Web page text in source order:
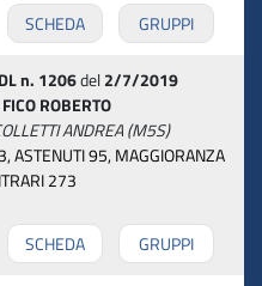
SCHEDA
GRUPPI
n. 1206del2/7/2019
FICO ROBERTO
ANDREA (M5S)
ASTENUTI 95, MAGGIORANZA
273
SCHEDA
GRUPPI